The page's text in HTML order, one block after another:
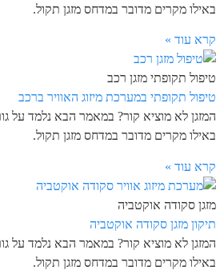
באילו מקרים מדובר במדחס מזגן תקול.
קרא עוד »
טיפול תקופתי מזגן רכב
טיפול תקופתי במערכת מיזוג האוויר ברכב
המזגן לא מוציא קור? במאמר הבא נלמד על
באילו מקרים מדובר במדחס מזגן תקול.
קרא עוד »
מזגן סקודה אוקטביה
תיקון מזגן סקודה אוקטביה
המזגן לא מוציא קור? במאמר הבא נלמד על
באילו מקרים מדובר במדחס מזגן תקול.